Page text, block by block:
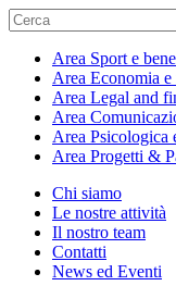
Area Sport e
Area Economia e
Area Legal and
Area
Area Psicologica
Area Progetti &
Chi siamo
Le nostre attività
Il nostro team
Contatti
News ed Eventi